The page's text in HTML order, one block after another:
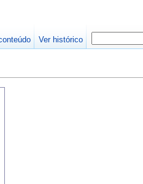
Ver histórico